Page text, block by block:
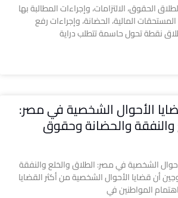
الحقوق، الالتزامات، وإجراءات المطالبة بها
المالية، الحضانة، وإجراءات رفع
نقطة تحول حاسمة تتطلب دراية
الأحوال الشخصية في مصر:
والنفقة والحضانة وحقوق
الشخصية في مصر: الطلاق والخلع والنفقة
أن قضايا الأحوال الشخصية من أكثر القضايا
المواطنين في